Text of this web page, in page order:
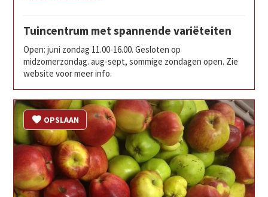
Tuincentrum met spannende variëteiten
Open: juni zondag 11.00-16.00. Gesloten op
midzomerzondag. aug-sept, sommige zondagen open. Zie
website voor meer info.
OPSLAAN